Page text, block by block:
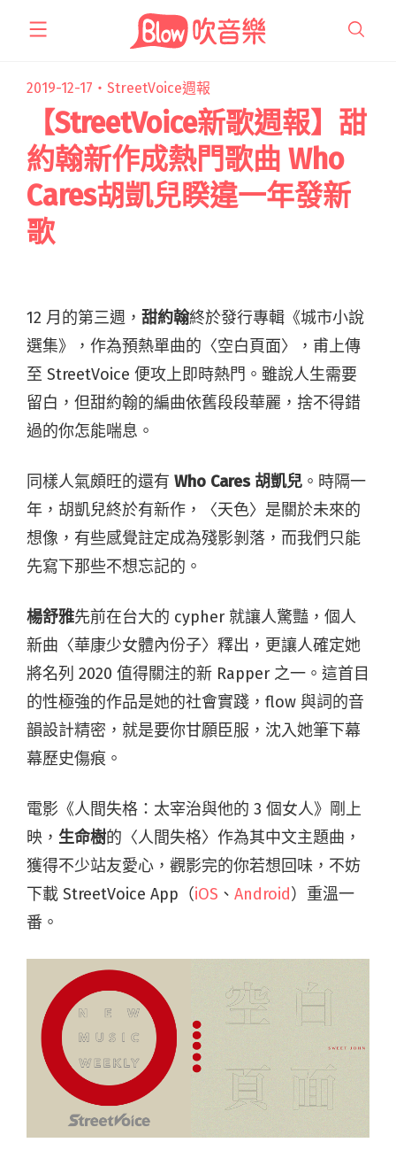
2019-12-17・ StreetVoice週報
【StreetVoice新歌週報】甜
約翰新作成熱門歌曲 Who
Cares胡凱兒睽違一年發新
歌
12 月的第三週， 甜約翰終於發行專輯《城市小說
選集》，作為預熱單曲的〈空白頁面〉，甫上傳
至 StreetVoice 便攻上即時熱門。雖說人生需要
留白，但甜約翰的編曲依舊段段華麗，捨不得錯
過的你怎能喘息。
同樣人氣頗旺的還有 Who Cares 胡凱兒 。時隔一
年，胡凱兒終於有新作，〈天色〉是關於未來的
想像，有些感覺註定成為殘影剝落，而我們只能
先寫下那些不想忘記的。
楊舒雅先前在台大的 cypher 就讓人驚豔，個人
新曲〈華康少女體內份子〉釋出，更讓人確定她
將名列 2020 值得關注的新 Rapper 之一。這首目
的性極強的作品是她的社會實踐，flow 與詞的音
韻設計精密，就是要你甘願臣服，沈入她筆下幕
幕歷史傷痕。
電影《人間失格：太宰治與他的 3 個女人》剛上
映， 生命樹的〈人間失格〉作為其中文主題曲，
獲得不少站友愛心，觀影完的你若想回味，不妨
下載 StreetVoice App（iOS 、 Android）重溫一
番。